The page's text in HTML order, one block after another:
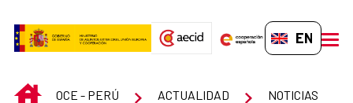
EN-GB
INICIOOCE - PERÚ ACTUALIDAD NOTICIAS